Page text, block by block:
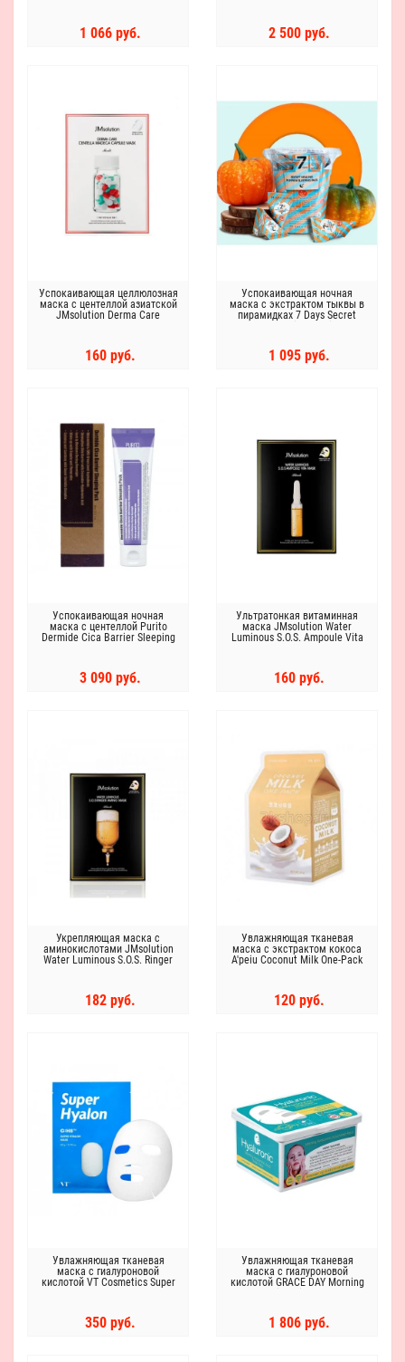
1 066 руб. 2 500 руб.
Успокаивающая целлюлозная
маска с центеллой азиатской
JMsolution Derma Care
160 руб.
Успокаивающая ночная
маска с экстрактом тыквы в
пирамидках 7 Days Secret
1 095 руб.
Успокаивающая ночная
маска с центеллой Purito
Dermide Cica Barrier Sleeping
3 090 руб.
Ультратонкая витаминная
маска JMsolution Water
Luminous S.O.S. Ampoule Vita
160 руб.
Укрепляющая маска с
аминокислотами JMsolution
Water Luminous S.O.S. Ringer
182 руб.
Увлажняющая тканевая
маска с экстрактом кокоса
A'peiu Coconut Milk One-Pack
120 руб.
Увлажняющая тканевая
маска с гиалуроновой
кислотой VT Cosmetics Super
350 руб.
Увлажняющая тканевая
маска с гиалуроновой
кислотой GRACE DAY Morning
1 806 руб.